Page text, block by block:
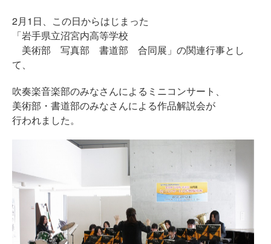
2月1日、この日からはじまった
「岩手県立沼宮内高等学校
美術部 写真部 書道部 合同展」の関連行事とし
て、
吹奏楽音楽部のみなさんによるミニコンサート、
美術部・書道部のみなさんによる作品解説会が
行われました。